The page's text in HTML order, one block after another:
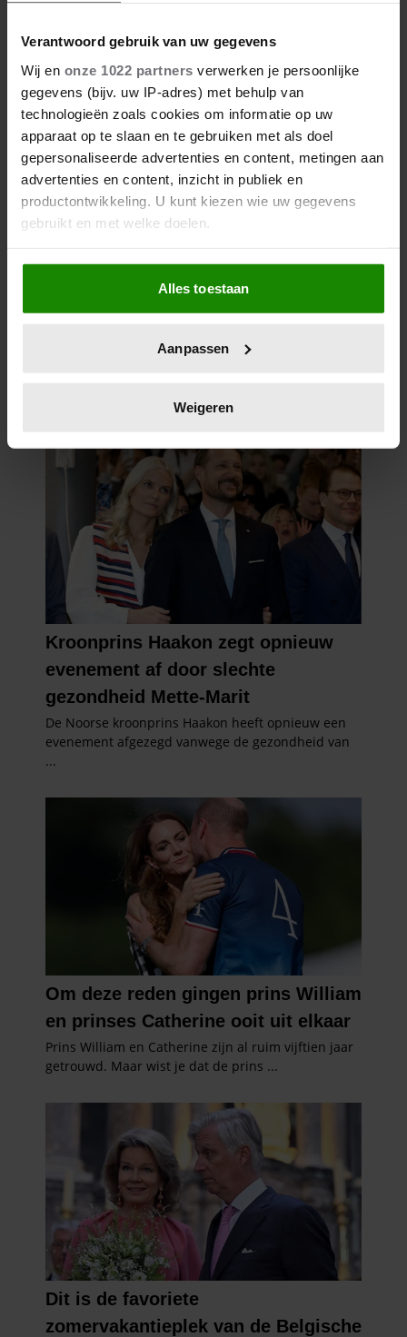
Verantwoord gebruik van uw gegevens
Wij en onze 1022 partners verwerken je persoonlijke
gegevens (bijv. uw IP-adres) met behulp van
technologieën zoals cookies om informatie op uw
apparaat op te slaan en te gebruiken met als doel
gepersonaliseerde advertenties en content, metingen aan
advertenties en content, inzicht in publiek en
productontwikkeling. U kunt kiezen wie uw gegevens
gebruikt en met welke doelen.
Als u het toestaat, willen we ook graag:
Informatie verzamelen over uw geografische
locatie, die tot een paar meter nauwkeurig kan zijn
scannen op specifieke eigenschappen (fingerprinting)
verwerkt en stel uw voorkeuren in het
intrekken in de Cookieverklaring.
We gebruiken cookies om content en advertenties te
personaliseren, om functies voor social media te bieden
en om ons websiteverkeer te analyseren. Ook delen we
informatie over uw gebruik van onze site met onze
partners voor social media, adverteren en analyse. Deze
partners kunnen deze gegevens combineren met andere
informatie die u aan ze heeft verstrekt of die ze hebben
verzameld op basis van uw gebruik van hun services. U
gaat akkoord met onze cookies als u onze website blijft
Alles toestaan
Aanpassen
Weigeren
KATE EN CAMILLA HEBBEN EEN
GESPANNEN BAND: DÍT IS DE
REDEN